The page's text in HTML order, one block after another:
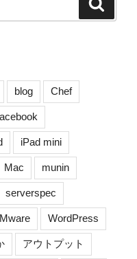
blog Chef
iPad mini
Mac munin
serverspec
WordPress
アウトプット